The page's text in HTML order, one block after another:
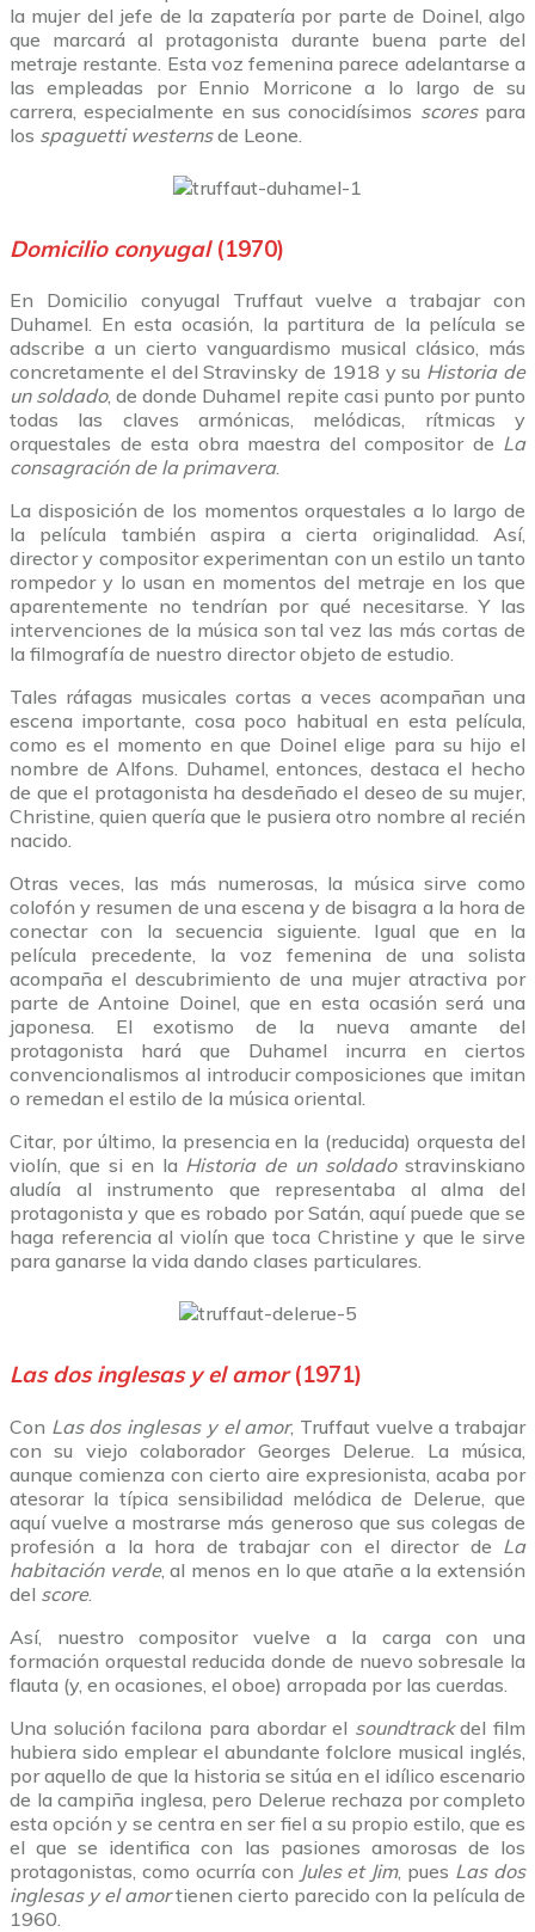
la mujer del jefe de la zapatería por parte de Doinel, algo
que marcará al protagonista durante buena parte del
metraje restante. Esta voz femenina parece adelantarse a
las empleadas por Ennio Morricone a lo largo de su
carrera, especialmente en sus conocidísimos scorespara
los spaguetti westernsde Leone.
Domicilio conyugal (1970)
En Domicilio conyugal Truffaut vuelve a trabajar con
Duhamel. En esta ocasión, la partitura de la película se
adscribe a un cierto vanguardismo musical clásico, más
concretamente el del Stravinsky de 1918 y su Historia de
un soldado, de donde Duhamel repite casi punto por punto
todas las claves armónicas, melódicas, rítmicas y
orquestales de esta obra maestra del compositor de La
consagración de la primavera.
La disposición de los momentos orquestales a lo largo de
la película también aspira a cierta originalidad. Así,
director y compositor experimentan con un estilo un tanto
rompedor y lo usan en momentos del metraje en los que
aparentemente no tendrían por qué necesitarse. Y las
intervenciones de la música son tal vez las más cortas de
la filmografía de nuestro director objeto de estudio.
Tales ráfagas musicales cortas a veces acompañan una
escena importante, cosa poco habitual en esta película,
como es el momento en que Doinel elige para su hijo el
nombre de Alfons. Duhamel, entonces, destaca el hecho
de que el protagonista ha desdeñado el deseo de su mujer,
Christine, quien quería que le pusiera otro nombre al recién
nacido.
Otras veces, las más numerosas, la música sirve como
colofón y resumen de una escena y de bisagra a la hora de
conectar con la secuencia siguiente. Igual que en la
película precedente, la voz femenina de una solista
acompaña el descubrimiento de una mujer atractiva por
parte de Antoine Doinel, que en esta ocasión será una
japonesa. El exotismo de la nueva amante del
protagonista hará que Duhamel incurra en ciertos
convencionalismos al introducir composiciones que imitan
o remedan el estilo de la música oriental.
Citar, por último, la presencia en la (reducida) orquesta del
violín, que si en la Historia de un soldadostravinskiano
aludía al instrumento que representaba al alma del
protagonista y que es robado por Satán, aquí puede que se
haga referencia al violín que toca Christine y que le sirve
para ganarse la vida dando clases particulares.
Las dos inglesas y el amor(1971)
Con Las dos inglesas y el amor, Truffaut vuelve a trabajar
con su viejo colaborador Georges Delerue. La música,
aunque comienza con cierto aire expresionista, acaba por
atesorar la típica sensibilidad melódica de Delerue, que
aquí vuelve a mostrarse más generoso que sus colegas de
profesión a la hora de trabajar con el director de La
habitación verde, al menos en lo que atañe a la extensión
del score.
Así, nuestro compositor vuelve a la carga con una
formación orquestal reducida donde de nuevo sobresale la
flauta (y, en ocasiones, el oboe) arropada por las cuerdas.
Una solución facilona para abordar el soundtrackdel film
hubiera sido emplear el abundante folclore musical inglés,
por aquello de que la historia se sitúa en el idílico escenario
de la campiña inglesa, pero Delerue rechaza por completo
esta opción y se centra en ser fiel a su propio estilo, que es
el que se identifica con las pasiones amorosas de los
protagonistas, como ocurría con Jules et Jim, pues Las dos
inglesas y el amortienen cierto parecido con la película de
1960.